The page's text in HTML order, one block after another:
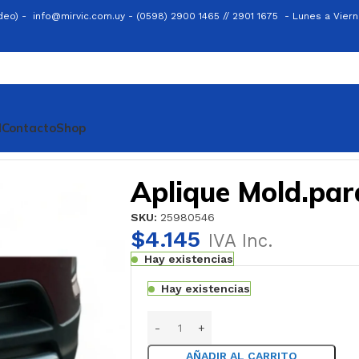
- info@mirvic.com.uy - (0598) 2900 1465 // 2901 1675 - Lunes a
ContactoShop
Aplique
SKU: 25980546
$4.145 IVA Inc.
Hay existencias
Hay existencias
AÑADIR AL CARRITO